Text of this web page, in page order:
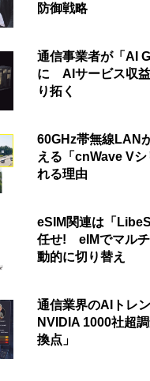
防御戦略
通信事業者が「AI
に AIサービス収益
り拓く
60GHz帯無線LAN
える「cnWave V
れる理由
eSIM関連は「
任せ! eIMでマル
動的に切り替え
通信業界のAIトレ
NVIDIA 1000社超
換点」